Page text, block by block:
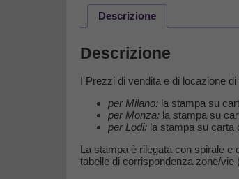
Descrizione
Descrizione
I Prezzi di vendita e di locazione
per Milano:la stampa su
per Monza:la stampa su
per Lodi:la stampa su carta
La stampa è rilegata con spirale e
tabelle di corrispondenza zone/vie